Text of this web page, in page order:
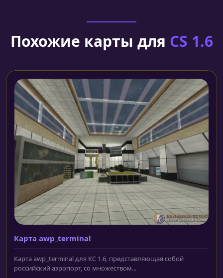
Похожие карты для CS 1.6
Карта awp_terminal
Карта awp_terminal для КС 1.6, представляющая собой
российский аэропорт, со множеством...